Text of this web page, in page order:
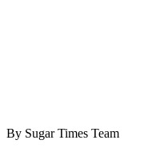
By Sugar Times Team